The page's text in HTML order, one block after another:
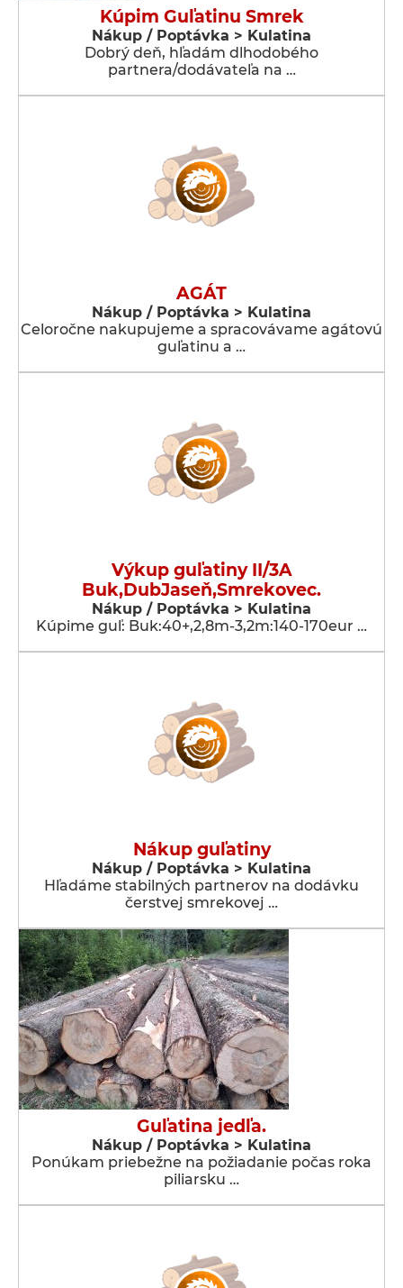
Kúpim Guľatinu Smrek
Nákup / Poptávka > Kulatina
Dobrý deň, hľadám dlhodobého
partnera/dodávateľa na …
AGÁT
Nákup / Poptávka > Kulatina
Celoročne nakupujeme a spracovávame agátovú
guľatinu a …
Výkup guľatiny II/3A
Buk,DubJaseň,Smrekovec.
Nákup / Poptávka > Kulatina
Kúpime guľ: Buk:40+,2,8m-3,2m:140-170eur …
Nákup guľatiny
Nákup / Poptávka > Kulatina
Hľadáme stabilných partnerov na dodávku
čerstvej smrekovej …
Guľatina jedľa.
Nákup / Poptávka > Kulatina
Ponúkam priebežne na požiadanie počas roka
piliarsku …